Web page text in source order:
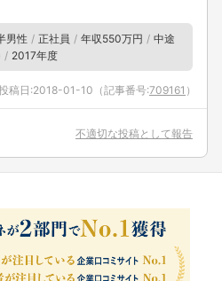
男性 正社員 年収550万円
中途
2017年度
稿日:2018-01-10 （記事番号:709161 ）
不適切な投稿として報告